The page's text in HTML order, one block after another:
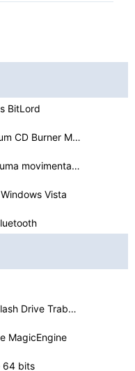
BitLord
Como alterar uma unidade Slave em um CD Burner Mestre D…
Como acessar arquivos perdidos em uma movimentação do…
Vista
Recover
Eu não posso fazer meu Adata USB Flash Drive Trabalho …
MagicEngine
64 bits